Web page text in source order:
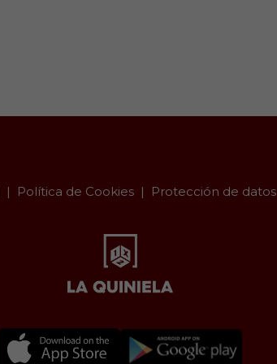
Política de Cookies Protección de datos